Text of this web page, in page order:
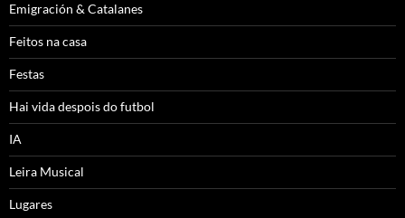
Emigración & Catalanes
Feitos na casa
Festas
Hai vida despois do futbol
IA
Leira Musical
Lugares